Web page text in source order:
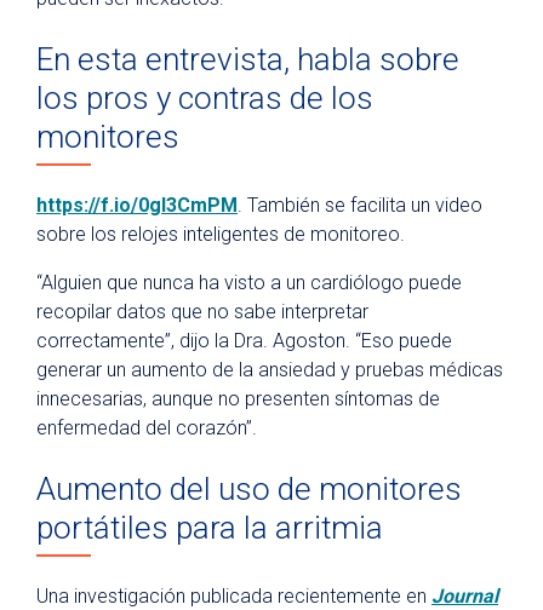
En esta entrevista, habla sobre
los pros y contras de los
monitores
https://f.io/0gl3CmPM . También se facilita un video
sobre los relojes inteligentes de monitoreo.
“Alguien que nunca ha visto a un cardiólogo puede
recopilar datos que no sabe interpretar
correctamente”, dijo la Dra. Agoston. “Eso puede
generar un aumento de la ansiedad y pruebas médicas
innecesarias, aunque no presenten síntomas de
enfermedad del corazón”.
Aumento del uso de monitores
portátiles para la arritmia
Una investigación publicada recientemente en Journal